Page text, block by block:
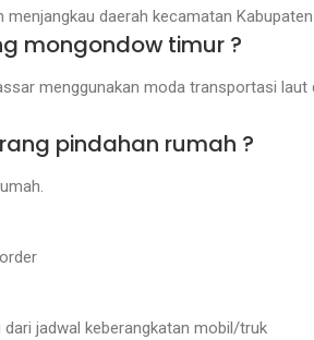
daerah kecamatan
mongondow timur ?
menggunakan moda transportasi
pindahan rumah ?
jadwal keberangkatan mobil/truk